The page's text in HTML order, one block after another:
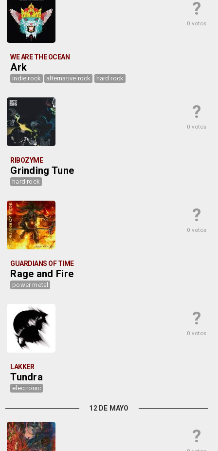
?
0 votos
WE ARE THE OCEAN
Ark
indie rock alternative rock hard rock
?
0 votos
RIBOZYME
Grinding Tune
hard rock
?
0 votos
GUARDIANS OF TIME
Rage and Fire
power metal
?
0 votos
LAKKER
Tundra
electronic
12 DE MAYO
?